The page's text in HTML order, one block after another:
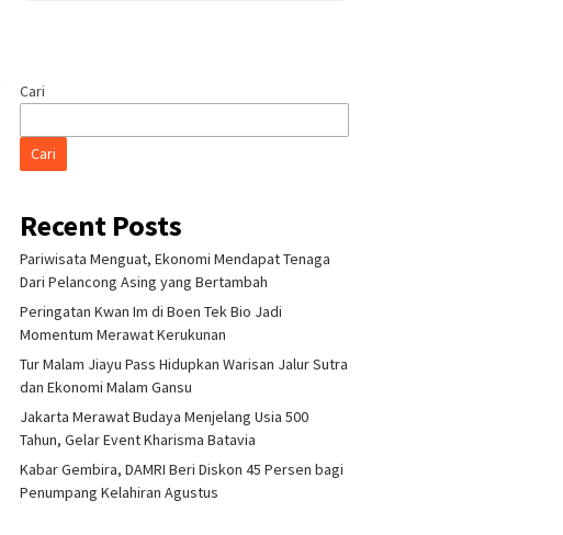
Cari
Cari
Recent Posts
Pariwisata Menguat, Ekonomi Mendapat Tenaga
Dari Pelancong Asing yang Bertambah
Peringatan Kwan Im di Boen Tek Bio Jadi
Momentum Merawat Kerukunan
Tur Malam Jiayu Pass Hidupkan Warisan Jalur Sutra
dan Ekonomi Malam Gansu
Jakarta Merawat Budaya Menjelang Usia 500
Tahun, Gelar Event Kharisma Batavia
Kabar Gembira, DAMRI Beri Diskon 45 Persen bagi
Penumpang Kelahiran Agustus